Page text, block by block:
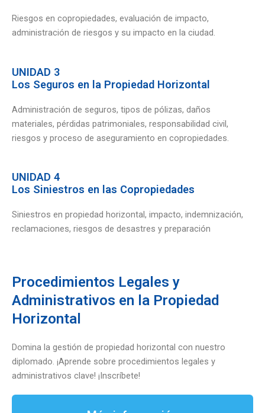
Riesgos en copropiedades, evaluación de impacto,
administración de riesgos y su impacto en la ciudad.
UNIDAD 3
Los Seguros en la Propiedad Horizontal
Administración de seguros, tipos de pólizas, daños
materiales, pérdidas patrimoniales, responsabilidad civil,
riesgos y proceso de aseguramiento en copropiedades.
UNIDAD 4
Los Siniestros en las Copropiedades
Siniestros en propiedad horizontal, impacto, indemnización,
reclamaciones, riesgos de desastres y preparación
Procedimientos Legales y
Administrativos en la Propiedad
Horizontal
Domina la gestión de propiedad horizontal con nuestro
diplomado. ¡Aprende sobre procedimientos legales y
administrativos clave! ¡Inscríbete!